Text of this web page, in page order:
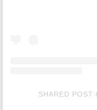
SHARED POST